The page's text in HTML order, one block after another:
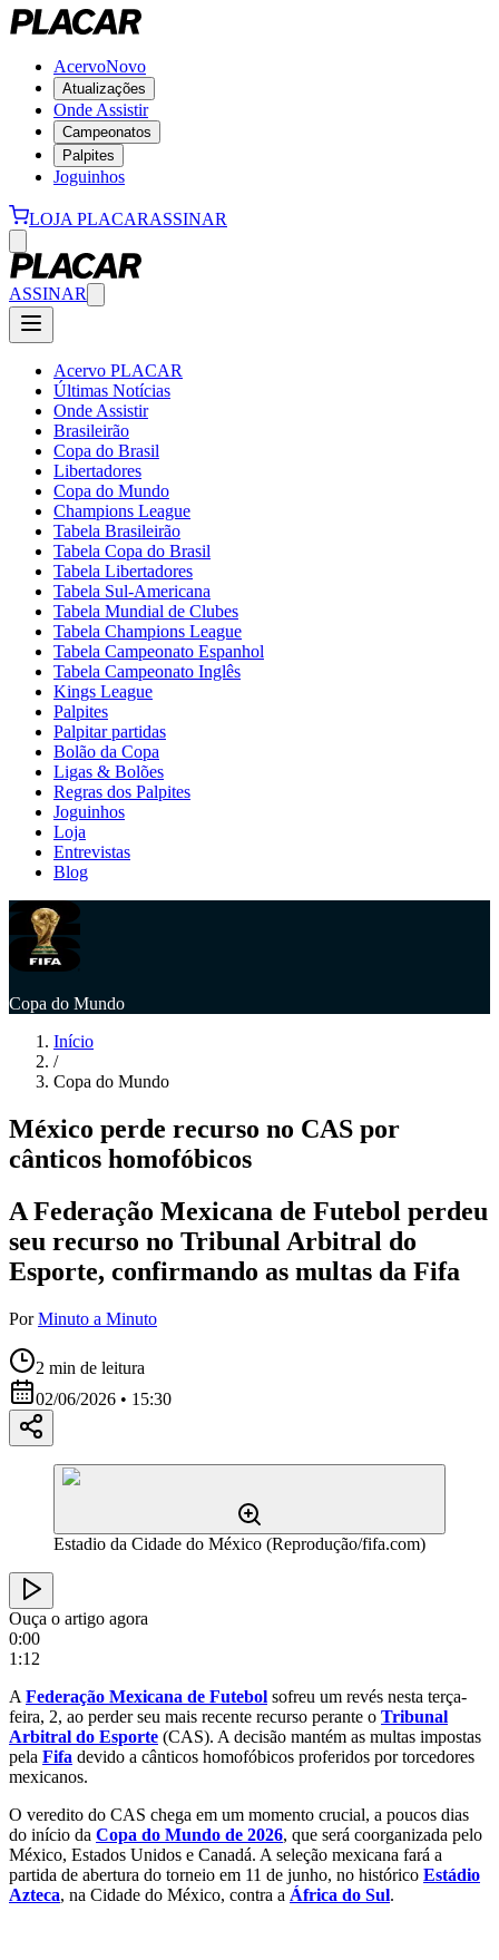
AcervoNovo
Atualizações
Onde Assistir
Campeonatos
Palpites
Joguinhos
LOJA PLACARASSINAR
ASSINAR
Acervo PLACAR
Últimas Notícias
Onde Assistir
Brasileirão
Copa do Brasil
Libertadores
Copa do Mundo
Champions League
Tabela Brasileirão
Tabela Copa do Brasil
Tabela Libertadores
Tabela Sul-Americana
Tabela Mundial de Clubes
Tabela Champions League
Tabela Campeonato Espanhol
Tabela Campeonato Inglês
Kings League
Palpites
Palpitar partidas
Bolão da Copa
Ligas & Bolões
Regras dos Palpites
Joguinhos
Loja
Entrevistas
Blog
Copa do Mundo
Início
/
Copa do Mundo
México perde recurso no CAS por
cânticos homofóbicos
A Federação Mexicana de Futebol perdeu
seu recurso no Tribunal Arbitral do
Esporte, confirmando as multas da Fifa
Por Minuto a Minuto
2 min de leitura
02/06/2026 • 15:30
Estadio da Cidade do México (Reprodução/fifa.com)
Ouça o artigo agora
0:00
1:12
A Federação Mexicana de Futebol sofreu um revés nesta terça-
feira, 2, ao perder seu mais recente recurso perante o Tribunal
Arbitral do Esporte (CAS). A decisão mantém as multas impostas
pela Fifa devido a cânticos homofóbicos proferidos por torcedores
mexicanos.
O veredito do CAS chega em um momento crucial, a poucos dias
do início da Copa do Mundo de 2026, que será coorganizada pelo
México, Estados Unidos e Canadá. A seleção mexicana fará a
partida de abertura do torneio em 11 de junho, no histórico Estádio
Azteca, na Cidade do México, contra a África do Sul.